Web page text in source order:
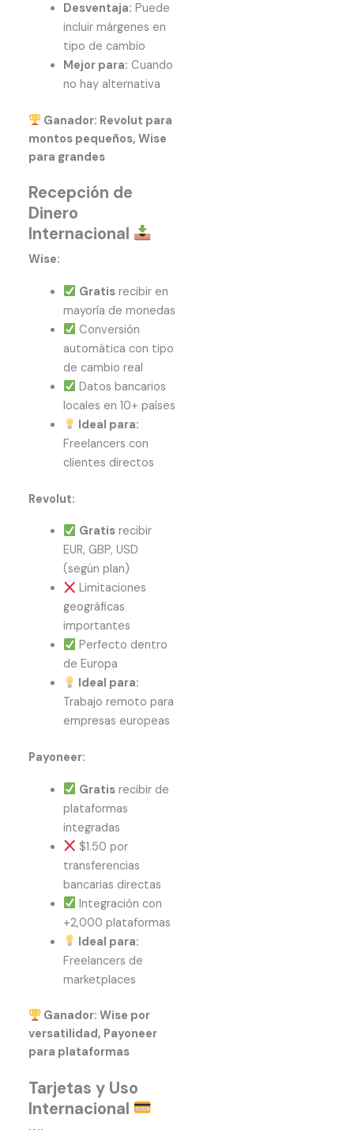
Desventaja: Puede
incluir márgenes en
tipo de cambio
Mejor para: Cuando
no hay alternativa
Ganador: Revolut para
montos pequeños, Wise
para grandes
Recepción de
Dinero
Internacional
Wise:
Gratis recibir en
mayoría de monedas
Conversión
automática con tipo
de cambio real
Datos bancarios
locales en 10+ países
Ideal para:
Freelancers con
clientes directos
Revolut:
Gratis recibir
EUR, GBP, USD
(según plan)
Limitaciones
geográficas
importantes
Perfecto dentro
de Europa
Ideal para:
Trabajo remoto para
empresas europeas
Payoneer:
Gratis recibir de
plataformas
integradas
$1.50 por
transferencias
bancarias directas
Integración con
+2,000 plataformas
Ideal para:
Freelancers de
marketplaces
Ganador: Wise por
versatilidad, Payoneer
para plataformas
Tarjetas y Uso
Internacional